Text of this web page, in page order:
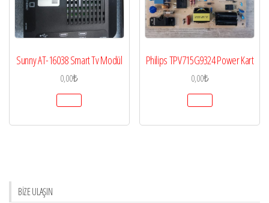
Sunny AT-16038 Smart Tv Modül
0,00₺
Philips TPV715G9324 Power Kart
0,00₺
BİZE ULAŞIN